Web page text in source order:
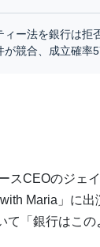
ー法を銀行は拒
競合、成立確率
スCEOのジェ
Maria」に
て「銀行はこの